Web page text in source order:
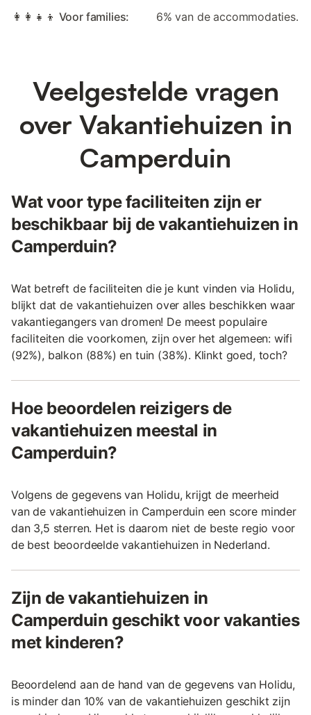
👩‍👩‍👧‍👦 Voor families: 6% van de accommodaties.
Veelgestelde vragen
over Vakantiehuizen in
Camperduin
Wat voor type faciliteiten zijn er
beschikbaar bij de vakantiehuizen in
Camperduin?
Wat betreft de faciliteiten die je kunt vinden via Holidu,
blijkt dat de vakantiehuizen over alles beschikken waar
vakantiegangers van dromen! De meest populaire
faciliteiten die voorkomen, zijn over het algemeen: wifi
(92%), balkon (88%) en tuin (38%). Klinkt goed, toch?
Hoe beoordelen reizigers de
vakantiehuizen meestal in
Camperduin?
Volgens de gegevens van Holidu, krijgt de meerheid
van de vakantiehuizen in Camperduin een score minder
dan 3,5 sterren. Het is daarom niet de beste regio voor
de best beoordeelde vakantiehuizen in Nederland.
Zijn de vakantiehuizen in
Camperduin geschikt voor vakanties
met kinderen?
Beoordelend aan de hand van de gegevens van Holidu,
is minder dan 10% van de vakantiehuizen geschikt zijn